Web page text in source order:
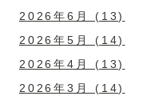
2026年6月 (13)
2026年5月 (14)
2026年4月 (13)
2026年3月 (14)